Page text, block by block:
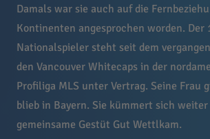
Damals war sie auch auf die
Kontinenten angesprochen worden. Der
Nationalspieler steht seit dem
den Vancouver Whitecaps in der
Profiliga MLS unter Vertrag. Seine Frau
blieb in Bayern. Sie kümmert sich weiter
gemeinsame Gestüt Gut Wettlkam.